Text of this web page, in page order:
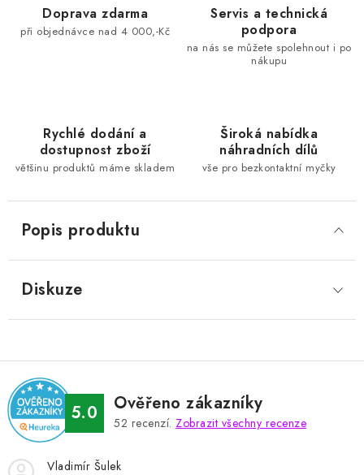
Doprava zdarma
při objednávce nad 4 000,-Kč
Servis a technická
podpora
na nás se můžete spolehnout i po
nákupu
Rychlé dodání a
dostupnost zboží
většinu produktů máme skladem
Široká nabídka
náhradních dílů
vše pro bezkontaktní myčky
Popis produktu
Diskuze
5.0 Ověřeno zákazníky
52 recenzí. Zobrazit všechny recenze
Vladimír Šulek